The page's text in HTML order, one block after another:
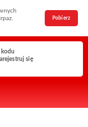
Pobierz
się